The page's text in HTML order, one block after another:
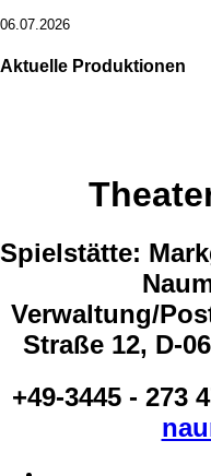
06.07.2026
Aktuelle Produktionen
Spielstätte:
Verwaltung/
Straße 12, D-
+49-3445 - 273